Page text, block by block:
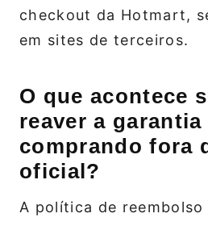
checkout da Hotmart,
em sites de terceiros.
O que acontece
reaver a
comprando fora
oficial?
A política de reembolso